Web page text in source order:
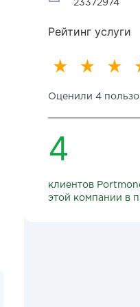
23372974
Рейтинг услуги
Оценили 4
4
клиентов
этой компании в